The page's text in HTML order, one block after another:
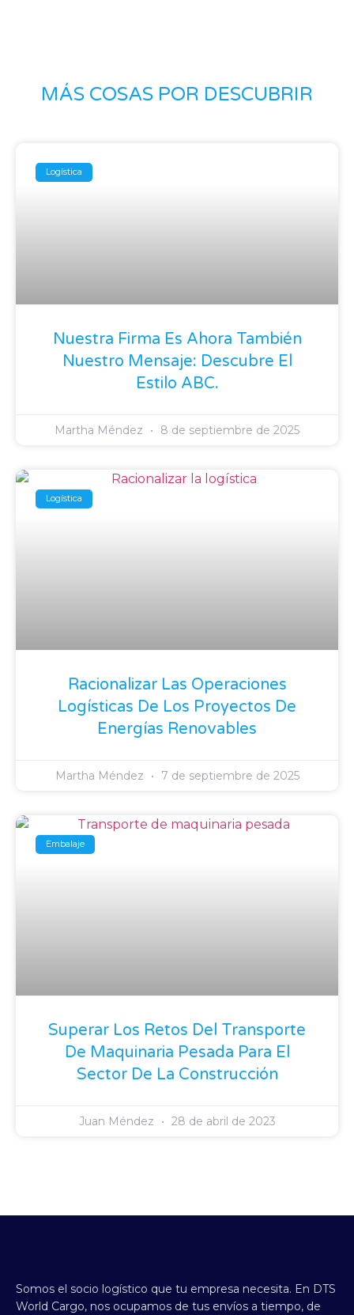
MÁS COSAS POR DESCUBRIR
Logística
Nuestra Firma Es Ahora También
Nuestro Mensaje: Descubre El
Estilo ABC.
Martha Méndez 8 de septiembre de 2025
Logística
Racionalizar Las Operaciones
Logísticas De Los Proyectos De
Energías Renovables
Martha Méndez 7 de septiembre de 2025
Embalaje
Superar Los Retos Del Transporte
De Maquinaria Pesada Para El
Sector De La Construcción
Juan Méndez 28 de abril de 2023
Somos el socio logístico que tu empresa necesita. En DTS
World Cargo, nos ocupamos de tus envíos a tiempo, de